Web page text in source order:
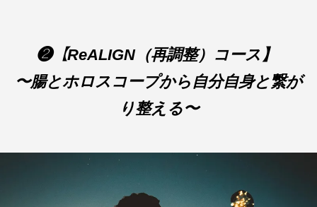
❷【ReALIGN（再調整）コース】
〜腸とホロスコープから自分自身と繋が
り整える〜